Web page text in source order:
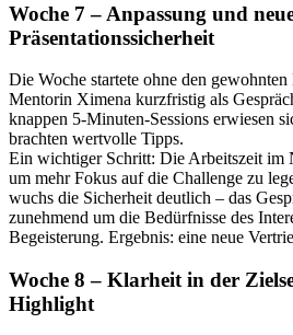
Woche 7 – Anpassung und
Präsentationssicherheit
Die Woche startete ohne den
Mentorin Ximena kurzfristig als
knappen 5-Minuten-Sessions erwiesen
brachten wertvolle Tipps.
Ein wichtiger Schritt: Die Arbeitszeit im
um mehr Fokus auf die Challenge zu
wuchs die Sicherheit deutlich – das
zunehmend um die Bedürfnisse des
Begeisterung. Ergebnis: eine neue
Woche 8 – Klarheit in der
Highlight